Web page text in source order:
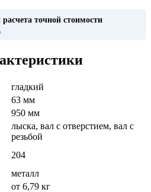
точной стоимости
гладкий
63 мм
950 мм
лыска, вал с отверстием, вал с
резьбой
204
металл
от 6,79 кг